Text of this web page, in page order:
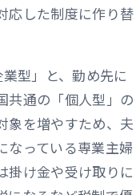
応した制度に作り替
型」と、勤め先に
共通の「個人型」の
象を増やすため、夫
なっている専業主婦
掛け金や受け取りに